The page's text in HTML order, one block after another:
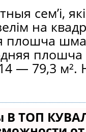
сем’і,
на
плошча
плошча
— 79,3 м².
В ТОП